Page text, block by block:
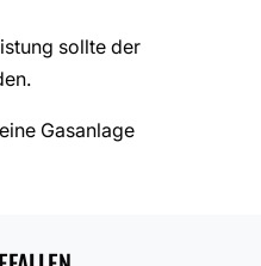
sollte der
Gasanlage